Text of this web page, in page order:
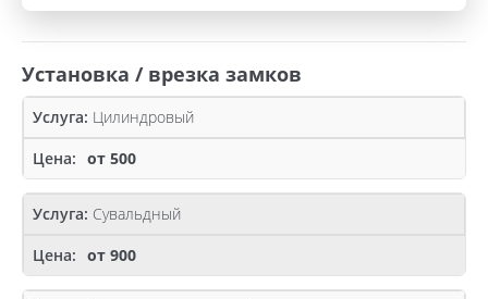
Установка / врезка замков
Цилиндровый
от 500
Сувальдный
от 900